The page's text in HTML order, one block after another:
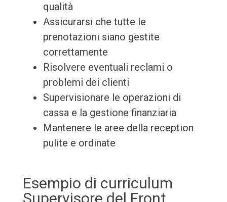
qualità
Assicurarsi che tutte le
prenotazioni siano gestite
correttamente
Risolvere eventuali reclami o
problemi dei clienti
Supervisionare le operazioni di
cassa e la gestione finanziaria
Mantenere le aree della reception
pulite e ordinate
Esempio di curriculum
Supervisore del Front